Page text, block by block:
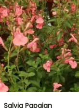
Salvia Papajan